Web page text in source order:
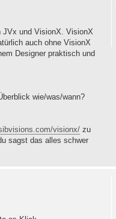
JVx und VisionX. VisionX
auch ohne VisionX
Designer praktisch und
wie/was/wann?
visionx/ zu
sagst das alles schwer